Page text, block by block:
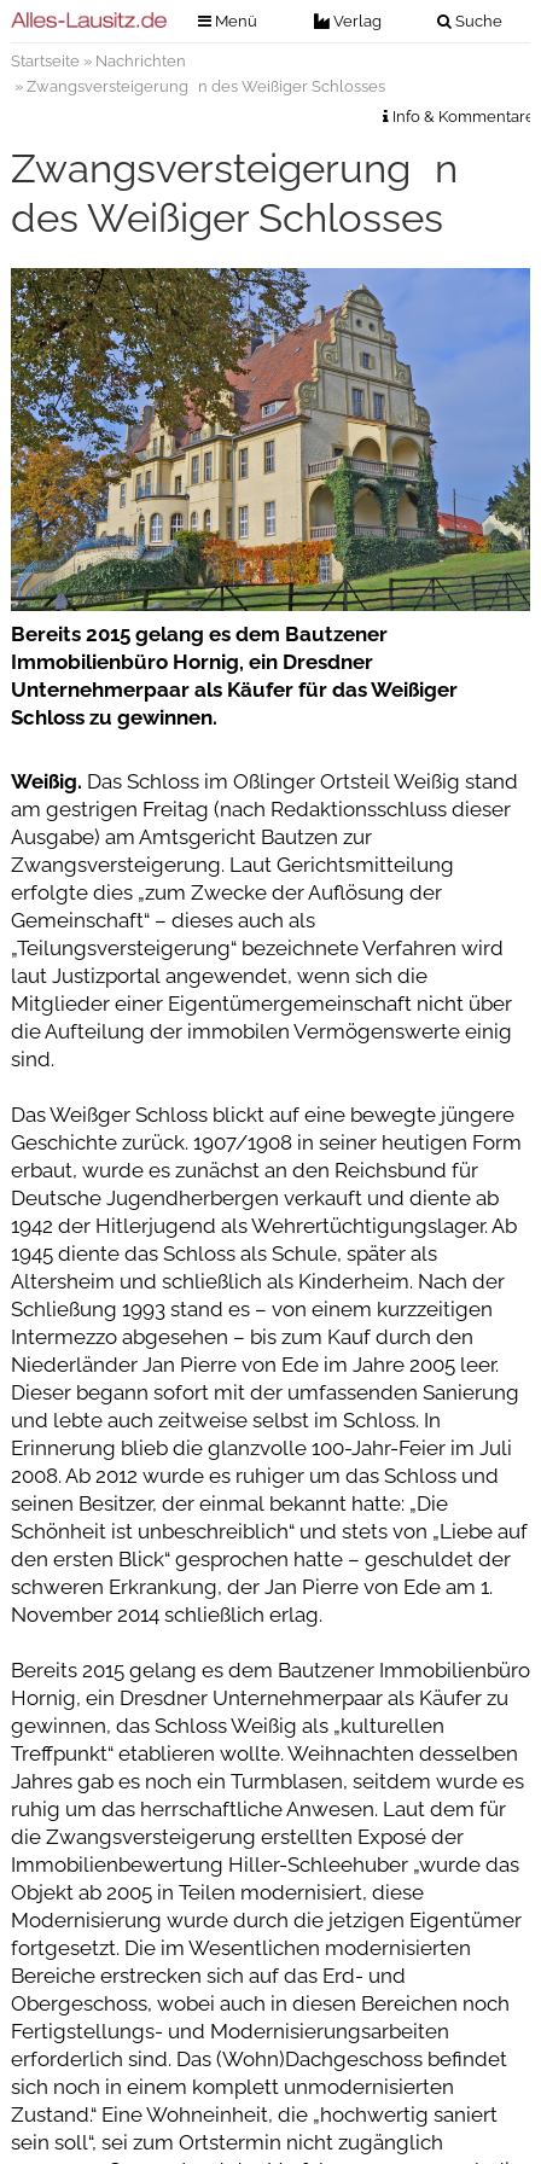
Menü Verlag Suche
Verlag
Veranstaltungstickets
Anzeigenannahme
Digitale Ausgaben
Startseite» Nachrichten
» Zwangsversteigerung n des Weißiger Schlosses
Info & Kommentare
Zwangsversteigerung n
des Weißiger Schlosses
Bereits 2015 gelang es dem Bautzener
Immobilienbüro Hornig, ein Dresdner
Unternehmerpaar als Käufer für das Weißiger
Schloss zu gewinnen.
Weißig. Das Schloss im Oßlinger Ortsteil Weißig stand
am gestrigen Freitag (nach Redaktionsschluss dieser
Ausgabe) am Amtsgericht Bautzen zur
Zwangsversteigerung. Laut Gerichtsmitteilung
erfolgte dies „zum Zwecke der Auflösung der
Gemeinschaft“ – dieses auch als
„Teilungsversteigerung“ bezeichnete Verfahren wird
laut Justizportal angewendet, wenn sich die
Mitglieder einer Eigentümergemeinschaft nicht über
die Aufteilung der immobilen Vermögenswerte einig
sind.
Das Weißger Schloss blickt auf eine bewegte jüngere
Geschichte zurück. 1907/1908 in seiner heutigen Form
erbaut, wurde es zunächst an den Reichsbund für
Deutsche Jugendherbergen verkauft und diente ab
1942 der Hitlerjugend als Wehrertüchtigungslager. Ab
1945 diente das Schloss als Schule, später als
Altersheim und schließlich als Kinderheim. Nach der
Schließung 1993 stand es – von einem kurzzeitigen
Intermezzo abgesehen – bis zum Kauf durch den
Niederländer Jan Pierre von Ede im Jahre 2005 leer.
Dieser begann sofort mit der umfassenden Sanierung
und lebte auch zeitweise selbst im Schloss. In
Erinnerung blieb die glanzvolle 100-Jahr-Feier im Juli
2008. Ab 2012 wurde es ruhiger um das Schloss und
seinen Besitzer, der einmal bekannt hatte: „Die
Schönheit ist unbeschreiblich“ und stets von „Liebe auf
den ersten Blick“ gesprochen hatte – geschuldet der
schweren Erkrankung, der Jan Pierre von Ede am 1.
November 2014 schließlich erlag.
Bereits 2015 gelang es dem Bautzener Immobilienbüro
Hornig, ein Dresdner Unternehmerpaar als Käufer zu
gewinnen, das Schloss Weißig als „kulturellen
Treffpunkt“ etablieren wollte. Weihnachten desselben
Jahres gab es noch ein Turmblasen, seitdem wurde es
ruhig um das herrschaftliche Anwesen. Laut dem für
die Zwangsversteigerung erstellten Exposé der
Immobilienbewertung Hiller-Schleehuber „wurde das
Objekt ab 2005 in Teilen modernisiert, diese
Modernisierung wurde durch die jetzigen Eigentümer
fortgesetzt. Die im Wesentlichen modernisierten
Bereiche erstrecken sich auf das Erd- und
Obergeschoss, wobei auch in diesen Bereichen noch
Fertigstellungs- und Modernisierungsarbeiten
erforderlich sind. Das (Wohn)Dachgeschoss befindet
sich noch in einem komplett unmodernisierten
Zustand.“ Eine Wohneinheit, die „hochwertig saniert
sein soll“, sei zum Ortstermin nicht zugänglich